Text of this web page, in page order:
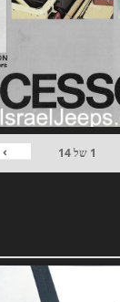
1 של14
›